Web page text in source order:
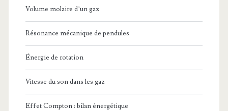
Volume molaire d’un gaz
Résonance mécanique de pendules
Énergie de rotation
Vitesse du son dans les gaz
Effet Compton : bilan énergétique